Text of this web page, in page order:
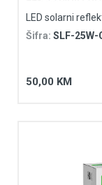
LED solarni
Šifra: SLF-25W-
50,00 KM